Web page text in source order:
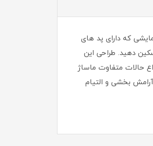
که دارای پد های
دهید. طراحی این
حالات متفاوت ماساژ
بخشی و التیام